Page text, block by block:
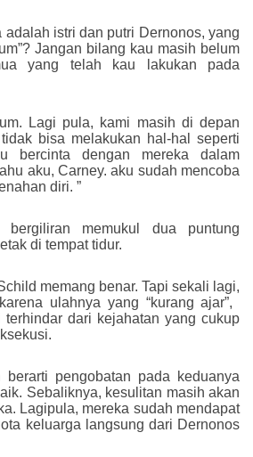
adalah istri dan putri Dernonos, yang
Jangan bilang kau masih belum
yang telah kau lakukan pada
Lagi pula, kami masih di depan
bisa melakukan hal-hal seperti
bercinta dengan mereka dalam
aku, Carney. aku sudah mencoba
diri. ”
memukul dua puntung
di tempat tidur.
memang benar. Tapi sekali lagi,
ulahnya yang “kurang ajar”,
terhindar dari kejahatan yang cukup
berarti pengobatan pada keduanya
Sebaliknya, kesulitan masih akan
Lagipula, mereka sudah mendapat
keluarga langsung dari Dernonos